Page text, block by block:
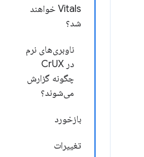
Vitals خواهند
شد؟
ناوبری‌های نرم
در CrUX
چگونه گزارش
می‌شوند؟
بازخورد
تغییرات